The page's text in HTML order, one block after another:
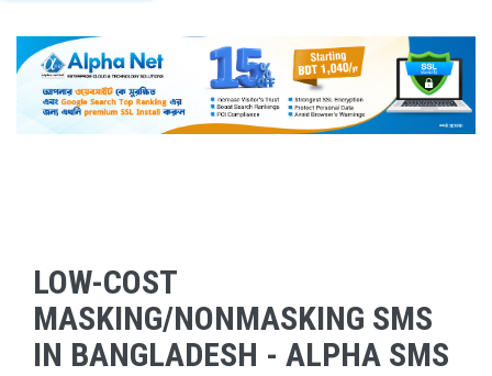
LOW-COST
MASKING/NONMASKING SMS
IN BANGLADESH - ALPHA SMS